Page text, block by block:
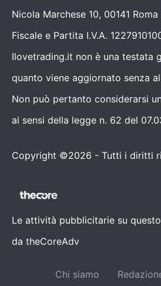
Nicola Marchese 10, 00141
Fiscale e Partita I.V.A.
Ilovetrading.it non è una testata
quanto viene aggiornato senza
Non può pertanto considerarsi
ai sensi della legge n. 62 del
Copyright ©2026 - Tutti i diritti
Le attività pubblicitarie su
da theCoreAdv
Chi siamo